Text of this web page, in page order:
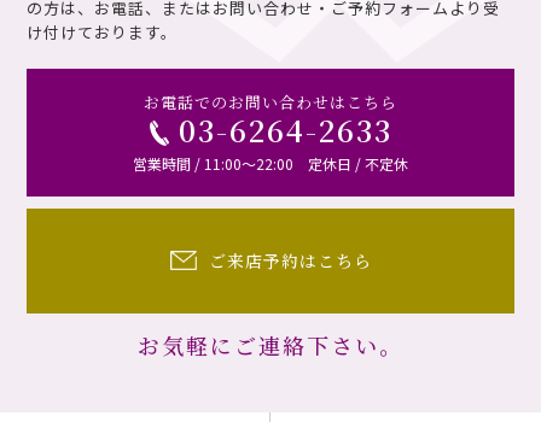
の方は、お電話、またはお問い合わせ・ご予約フォームより受
け付けております。
お電話でのお問い合わせはこちら
03-6264-2633
営業時間 / 11:00～22:00 定休日 / 不定休
ご来店予約はこちら
お気軽にご連絡下さい。